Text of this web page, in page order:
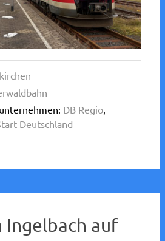
DB Regio,
Deutschland
Ingelbach auf